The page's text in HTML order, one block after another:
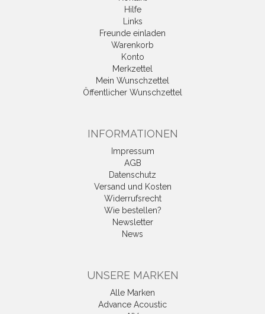
Hilfe
Links
Freunde einladen
Warenkorb
Konto
Merkzettel
Mein Wunschzettel
Öffentlicher Wunschzettel
INFORMATIONEN
Impressum
AGB
Datenschutz
Versand und Kosten
Widerrufsrecht
Wie bestellen?
Newsletter
News
UNSERE MARKEN
Alle Marken
Advance Acoustic